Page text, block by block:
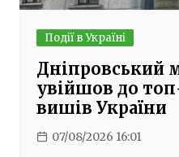
Події в Україні
Дніпровський
увійшов до
вишів України
07/08/2026 16:01